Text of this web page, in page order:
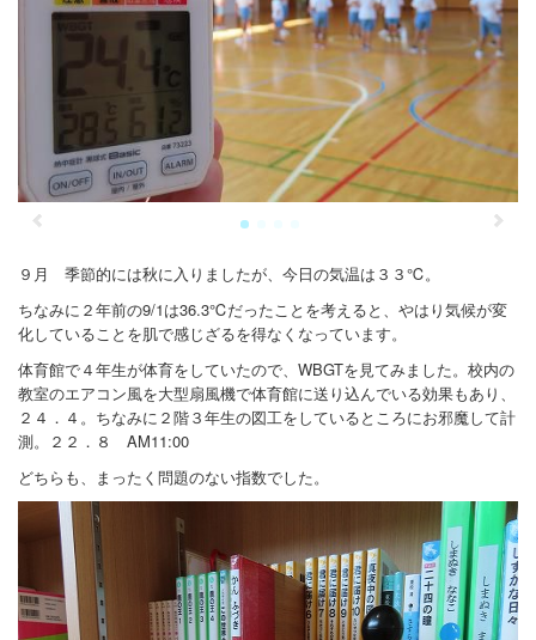
年間行事予定
学習や諸活動から
プロフィール
お問合せ
９月 季節的には秋に入りましたが、今日の気温は３３℃。
ちなみに２年前の9/1は36.3℃だったことを考えると、やはり気候が変
化していることを肌で感じざるを得なくなっています。
体育館で４年生が体育をしていたので、WBGTを見てみました。校内の
教室のエアコン風を大型扇風機で体育館に送り込んでいる効果もあり、
２４．４。ちなみに２階３年生の図工をしているところにお邪魔して計
測。２２．８ AM11:00
どちらも、まったく問題のない指数でした。